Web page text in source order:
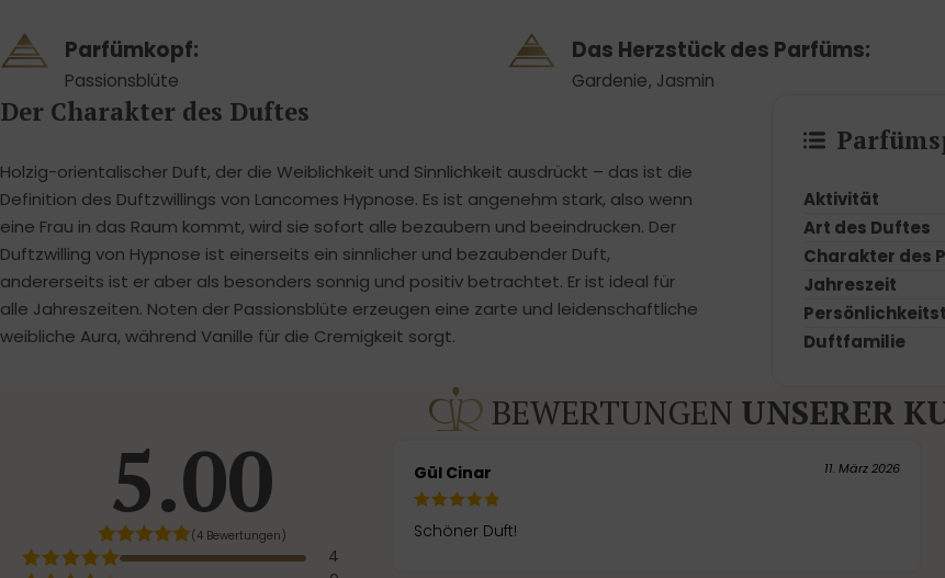
Parfümkopf:
Passionsblüte
Das Herzstück des Parfüms:
Gardenie, Jasmin
Der Charakter des Duftes
Holzig-orientalischer Duft, der die Weiblichkeit und Sinnlichkeit ausdrückt – das ist die
Definition des Duftzwillings von Lancomes Hypnose. Es ist angenehm stark, also wenn
eine Frau in das Raum kommt, wird sie sofort alle bezaubern und beeindrucken. Der
Duftzwilling von Hypnose ist einerseits ein sinnlicher und bezaubender Duft,
andererseits ist er aber als besonders sonnig und positiv betrachtet. Er ist ideal für
alle Jahreszeiten. Noten der Passionsblüte erzeugen eine zarte und leidenschaftliche
weibliche Aura, während Vanille für die Cremigkeit sorgt.
Aktivität
Art des Duftes
Charakter des
Jahreszeit
Duftfamilie
BEWERTUNGEN UNSERER
5.00
(4 Bewertungen)
4
Gül Cinar 11. März 2026
Schöner Duft!